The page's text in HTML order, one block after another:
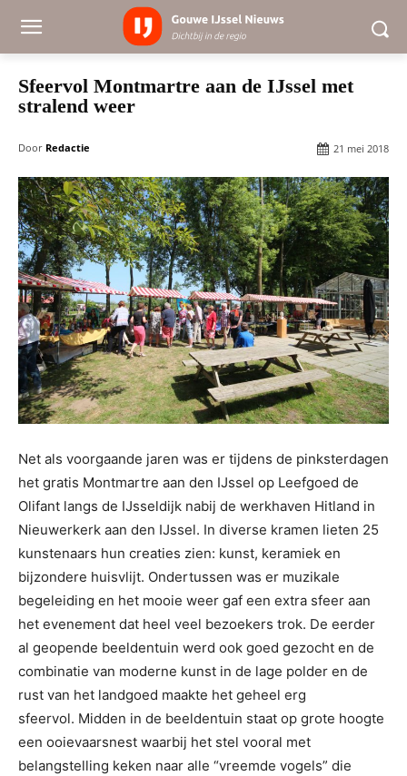
Sfeervol Montmartre aan de IJssel met
stralend weer
Door Redactie 21 mei 2018
Net als voorgaande jaren was er tijdens de pinksterdagen
het gratis Montmartre aan den IJssel op Leefgoed de
Olifant langs de IJsseldijk nabij de werkhaven Hitland in
Nieuwerkerk aan den IJssel. In diverse kramen lieten 25
kunstenaars hun creaties zien: kunst, keramiek en
bijzondere huisvlijt. Ondertussen was er muzikale
begeleiding en het mooie weer gaf een extra sfeer aan
het evenement dat heel veel bezoekers trok. De eerder
al geopende beeldentuin werd ook goed gezocht en de
combinatie van moderne kunst in de lage polder en de
rust van het landgoed maakte het geheel erg
sfeervol. Midden in de beeldentuin staat op grote hoogte
een ooievaarsnest waarbij het stel vooral met
belangstelling keken naar alle “vreemde vogels” die